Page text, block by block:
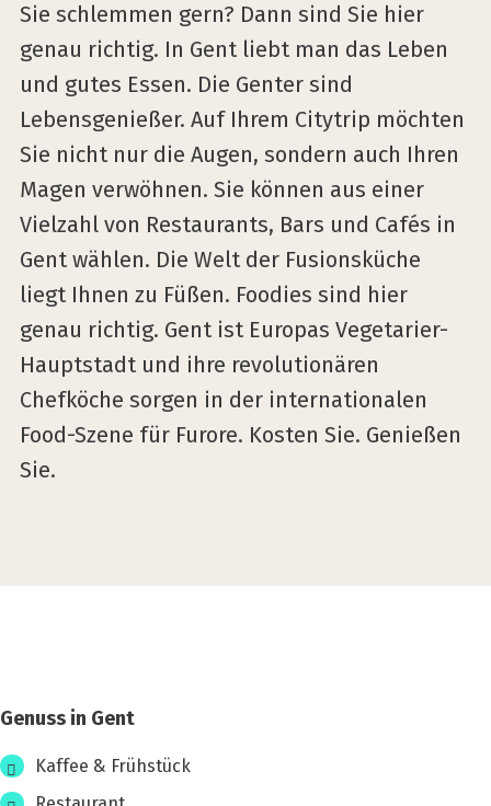
Sie schlemmen gern? Dann sind Sie hier
genau richtig. In Gent liebt man das Leben
und gutes Essen. Die Genter sind
Lebensgenießer. Auf Ihrem Citytrip möchten
Sie nicht nur die Augen, sondern auch Ihren
Magen verwöhnen. Sie können aus einer
Vielzahl von Restaurants, Bars und Cafés in
Gent wählen. Die Welt der Fusionsküche
liegt Ihnen zu Füßen. Foodies sind hier
genau richtig. Gent ist Europas Vegetarier-
Hauptstadt und ihre revolutionären
Chefköche sorgen in der internationalen
Food-Szene für Furore. Kosten Sie. Genießen
Sie.
Gas­
Genuss in Gent
Kaffee & Frühstück